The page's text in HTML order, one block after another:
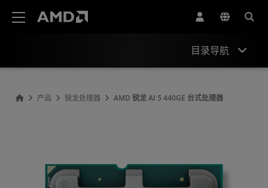
目录导航
产品 锐龙处理器 AMD 锐龙 AI 5 440GE 台式处理器